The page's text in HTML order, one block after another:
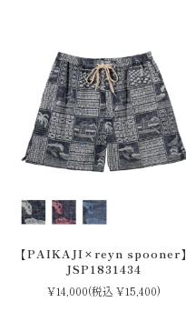
【PAIKAJI×reyn spooner】
JSP1831434
¥14,000(税込 ¥15,400)